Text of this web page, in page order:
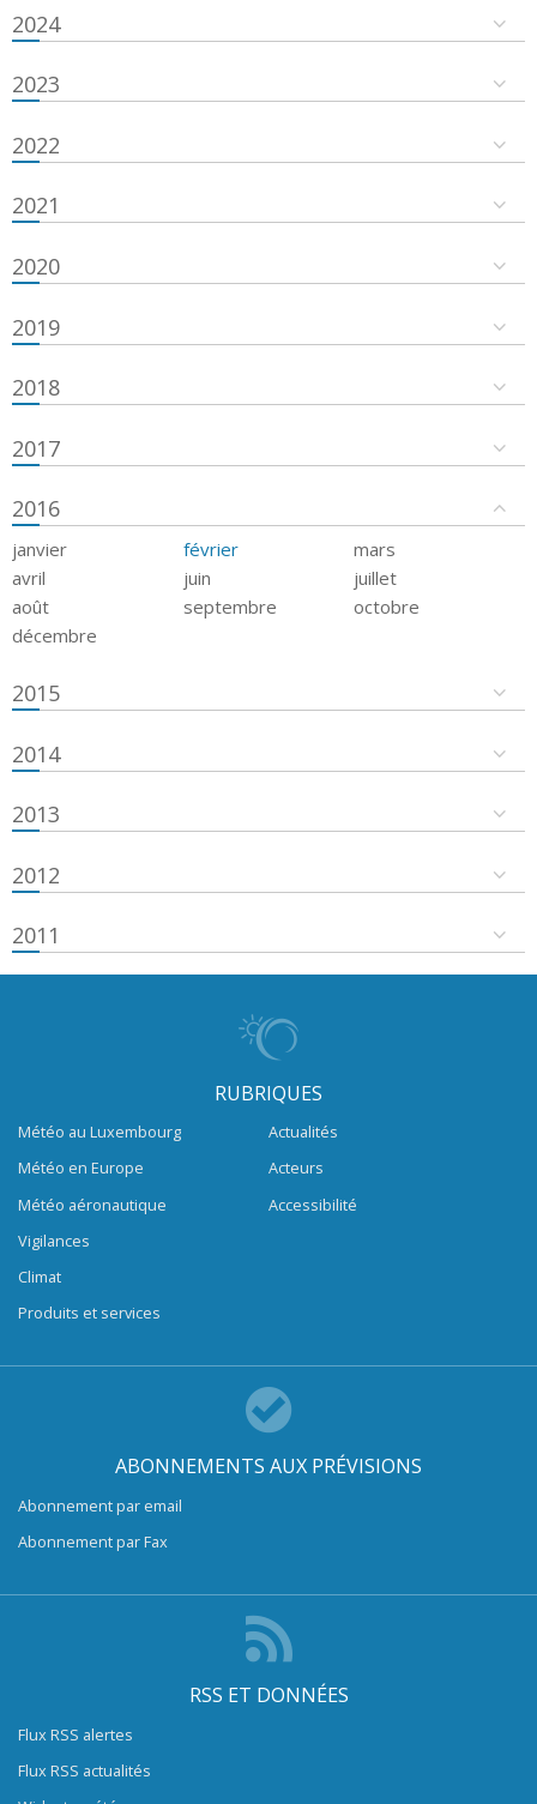
2024
2023
2022
2021
2020
2019
2018
2017
2016
janvier février
mars
avril
juin
juillet
août
septembre
octobre
décembre
2015
2014
2013
2012
2011
RUBRIQUES
Météo au Luxembourg
Météo en Europe
Météo aéronautique
Vigilances
Climat
Produits et services
Actualités
Acteurs
Accessibilité
ABONNEMENTS AUX PRÉVISIONS
Abonnement par email
Abonnement par Fax
RSS ET DONNÉES
Flux RSS alertes
Flux RSS actualités